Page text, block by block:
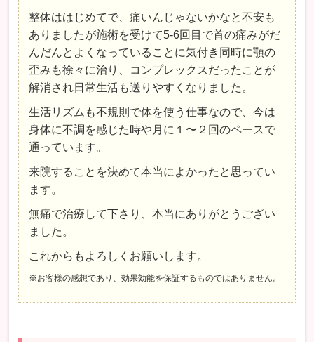
整体ははじめてで、痛いんじゃないかなと不安も
ありましたが施術を受けて5-6回目で首の痛みがだ
んだんとよくなっていることに気付き同時に顎の
歪みも徐々に治り、コンプレックスだったことが
解消され日常生活も送りやすくなりました。
生活リズムも不規則で体を使う仕事なので、今は
身体に不調を感じた時や月に１〜２回のペースで
通っています。
来院することを決めて本当によかったと思ってい
ます。
無痛で治療して下さり、本当にありがとうござい
ました。
これからもよろしくお願いします。
※お客様の感想であり、効果効能を保証するものではありません。